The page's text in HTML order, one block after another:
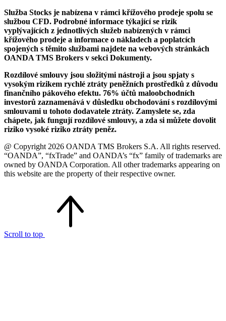
Služba Stocks je nabízena v rámci křížového prodeje spolu se
službou CFD. Podrobné informace týkající se rizik
vyplývajících z jednotlivých služeb nabízených v rámci
křížového prodeje a informace o nákladech a poplatcích
spojených s těmito službami najdete na webových stránkách
OANDA TMS Brokers v sekci Dokumenty.
Rozdílové smlouvy jsou složitými nástroji a jsou spjaty s
vysokým rizikem rychlé ztráty peněžních prostředků z důvodu
finančního pákového efektu. 76% účtů maloobchodních
investorů zaznamenává v důsledku obchodování s rozdílovými
smlouvami u tohoto dodavatele ztráty. Zamyslete se, zda
chápete, jak fungují rozdílové smlouvy, a zda si můžete dovolit
riziko vysoké riziko ztráty peněz.
@ Copyright 2026 OANDA TMS Brokers S.A. All rights reserved.
“OANDA”, “fxTrade” and OANDA’s “fx” family of trademarks are
owned by OANDA Corporation. All other trademarks appearing on
this website are the property of their respective owner.
Scroll to top